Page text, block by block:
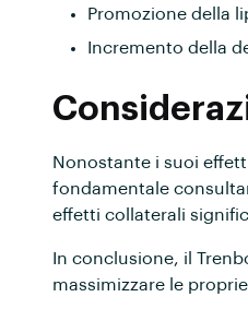
Promozione della
Incremento della
Nonostante i suoi
fondamentale
effetti collaterali
In conclusione, il
massimizzare le